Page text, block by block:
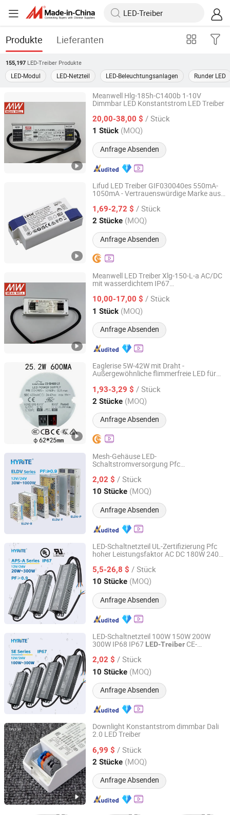
Produkte Lieferanten
155,197 LED-Treiber Produkte
LED-Modul LED-Netzteil LED-Beleuchtungsanlagen Runder LED
Meanwell Hlg-185h-C1400b 1-10V
Dimmbar LED Konstantstrom LED Treiber
20,00-38,00 $ / Stück
1 Stück (MOQ)
Anfrage Absenden
Abrizone Electronics Co., Ltd.
Zhejiang, China Seit 2025
Lifud LED Treiber GIF030040es 550mA-
1050mA - Vertrauenswürdige Marke aus
1,69-2,72 $ / Stück
2 Stücke (MOQ)
Anfrage Absenden
Shenzhen Sanliuwu Technology Limited Company
Guangdong, China Seit 2026
Meanwell LED Treiber Xlg-150-L-a AC/DC
mit wasserdichtem IP67
Jahre
10,00-17,00 $ / Stück
1 Stück (MOQ)
Anfrage Absenden
Abrizone Electronics Co., Ltd.
Zhejiang, China Seit 2025
Eaglerise 5W-42W mit Draht -
Außergewöhnliche flimmerfreie LED für
1,93-3,29 $ / Stück
2 Stücke (MOQ)
Anfrage Absenden
Shenzhen Sanliuwu Technology Limited Company
Guangdong, China Seit 2026
Mesh-Gehäuse LED-
Schaltstromversorgung Pfc
24V 110V 220V Einstellbarer schaltbarer
SMPSLED-Treiber
2,02 $ / Stück
10 Stücke (MOQ)
Anfrage Absenden
Hyrite Lighting Co.
Guangdong, China Seit 2014
LED-Schaltnetzteil UL-Zertifizierung Pfc
hoher Leistungsfaktor AC DC 180W 240W
breiter Spannungsbereich 12V 24V
Treiber
5,5-26,8 $ / Stück
10 Stücke (MOQ)
Anfrage Absenden
Hyrite Lighting Co.
Guangdong, China Seit 2014
LED-Schaltnetzteil 100W 150W 200W
300W IP68 IP67 LED-Treiber CE-
2,02 $ / Stück
10 Stücke (MOQ)
Anfrage Absenden
Hyrite Lighting Co.
Guangdong, China Seit 2014
Downlight Konstantstrom dimmbar Dali
2.0 LED Treiber
6,99 $ / Stück
2 Stücke (MOQ)
Anfrage Absenden
Zhongshan Zhishuo Intelligent Technology Co., Ltd.
Guangdong, China Seit 2026